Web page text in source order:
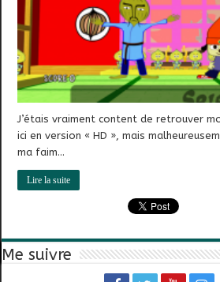
J’étais vraiment content de retrouver
ici en version « HD », mais
ma faim…
Lire la suite
Me suivre